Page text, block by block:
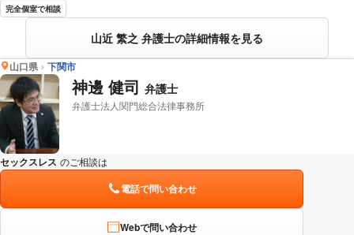
完全個室で相談
山近 繁之 弁護士の詳細情報を見る
山口県 下関市
神邊 健司 弁護士
弁護士法人関門総合法律事務所
セックスレス のご相談は
電話で問い合わせ
Webで問い合わせ